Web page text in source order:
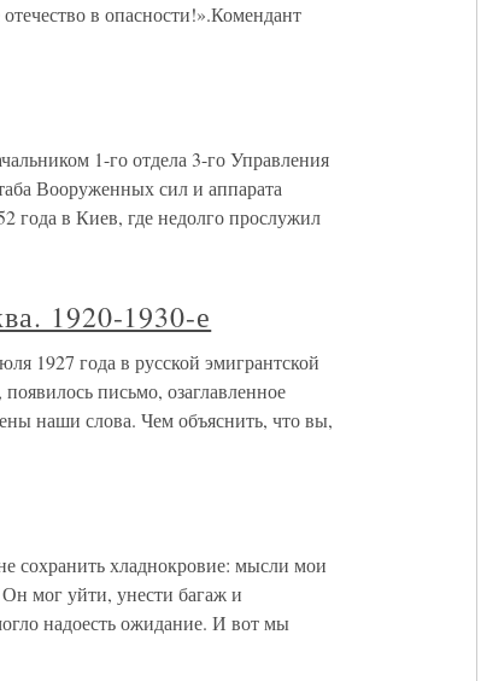
в опасности!».Комендант
1-го отдела 3-го Управления
Вооруженных сил и аппарата
в Киев, где недолго прослужил
1920-1930-е
1927 года в русской эмигрантской
письмо, озаглавленное
наши слова. Чем объяснить, что вы,
хладнокровие: мысли мои
мог уйти, унести багаж и
надоесть ожидание. И вот мы